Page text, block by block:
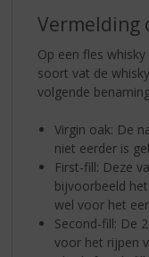
Vermelding
Op een fles
soort vat de
volgende
Virgin oak: De
niet eerder is
First-fill: Deze
bijvoorbeeld
wel voor het
Second-fill: De
voor het rijpen